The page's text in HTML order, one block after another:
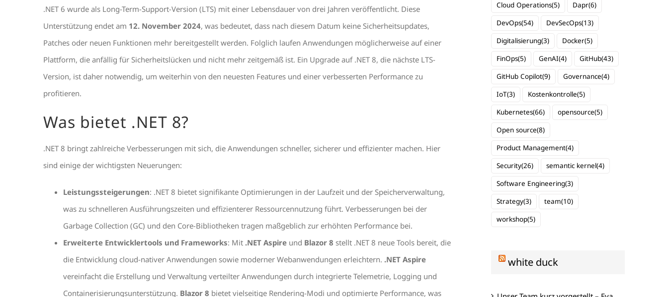
.NET 6 wurde als Long-Term-Support-Version (LTS) mit einer Lebensdauer von drei Jahren veröffentlicht. Diese
Unterstützung endet am 12. November 2024, was bedeutet, dass nach diesem Datum keine Sicherheitsupdates,
Patches oder neuen Funktionen mehr bereitgestellt werden. Folglich laufen Anwendungen möglicherweise auf einer
Plattform, die anfällig für Sicherheitslücken und nicht mehr zeitgemäß ist. Ein Upgrade auf .NET 8, die nächste LTS-
Version, ist daher notwendig, um weiterhin von den neuesten Features und einer verbesserten Performance zu
profitieren.
Was bietet .NET 8?
.NET 8 bringt zahlreiche Verbesserungen mit sich, die Anwendungen schneller, sicherer und effizienter machen. Hier
sind einige der wichtigsten Neuerungen:
Leistungssteigerungen: .NET 8 bietet signifikante Optimierungen in der Laufzeit und der Speicherverwaltung,
was zu schnelleren Ausführungszeiten und effizienterer Ressourcennutzung führt. Verbesserungen bei der
Garbage Collection (GC) und den Core-Bibliotheken tragen maßgeblich zur erhöhten Performance bei.
Erweiterte Entwicklertools und Frameworks: Mit .NET Aspire und Blazor 8 stellt .NET 8 neue Tools bereit, die
die Entwicklung cloud-nativer Anwendungen sowie moderner Webanwendungen erleichtern. .NET Aspire
vereinfacht die Erstellung und Verwaltung verteilter Anwendungen durch integrierte Telemetrie, Logging und
Containerisierungsunterstützung. Blazor 8 bietet vielseitige Rendering-Modi und optimierte Performance, was
Cloud Operations(5) Dapr(6)
DevOps(54) DevSecOps(13)
Digitalisierung(3) Docker(5)
FinOps(5) GenAI(4) GitHub(43)
GitHub Copilot(9) Governance(4)
IoT(3) Kostenkontrolle(5)
Kubernetes(66) opensource(5)
Open source(8)
Product Management(4)
Security(26) semantic kernel(4)
Software Engineering(3)
Strategy(3) team(10)
workshop(5)
white duck